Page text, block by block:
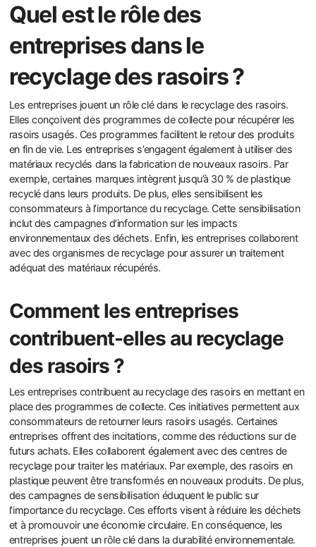
Quel est le rôle des
entreprises dans le
recyclage des rasoirs ?
Les entreprises jouent un rôle clé dans le recyclage des rasoirs.
Elles conçoivent des programmes de collecte pour récupérer les
rasoirs usagés. Ces programmes facilitent le retour des produits
en fin de vie. Les entreprises s’engagent également à utiliser des
matériaux recyclés dans la fabrication de nouveaux rasoirs. Par
exemple, certaines marques intègrent jusqu’à 30 % de plastique
recyclé dans leurs produits. De plus, elles sensibilisent les
consommateurs à l’importance du recyclage. Cette sensibilisation
inclut des campagnes d’information sur les impacts
environnementaux des déchets. Enfin, les entreprises collaborent
avec des organismes de recyclage pour assurer un traitement
adéquat des matériaux récupérés.
Comment les entreprises
contribuent-elles au recyclage
des rasoirs ?
Les entreprises contribuent au recyclage des rasoirs en mettant en
place des programmes de collecte. Ces initiatives permettent aux
consommateurs de retourner leurs rasoirs usagés. Certaines
entreprises offrent des incitations, comme des réductions sur de
futurs achats. Elles collaborent également avec des centres de
recyclage pour traiter les matériaux. Par exemple, des rasoirs en
plastique peuvent être transformés en nouveaux produits. De plus,
des campagnes de sensibilisation éduquent le public sur
l’importance du recyclage. Ces efforts visent à réduire les déchets
et à promouvoir une économie circulaire. En conséquence, les
entreprises jouent un rôle clé dans la durabilité environnementale.